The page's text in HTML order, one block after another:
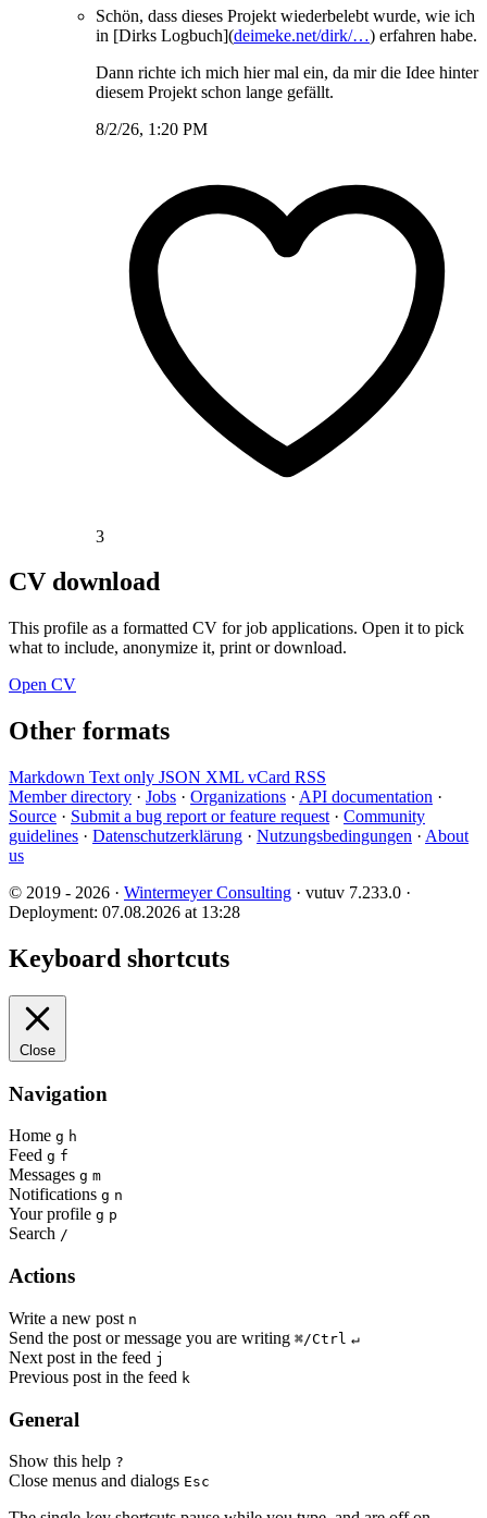
Schön, dass dieses Projekt wiederbelebt wurde, wie ich
in [Dirks Logbuch](deimeke.net/dirk/…) erfahren habe.
Dann richte ich mich hier mal ein, da mir die Idee hinter
diesem Projekt schon lange gefällt.
8/2/26, 1:20 PM
3
CV download
This profile as a formatted CV for job applications. Open it to pick
what to include, anonymize it, print or download.
Open CV
Other formats
Markdown Text only JSON XML vCard RSS
Member directory · Jobs · Organizations · API documentation ·
Source · Submit a bug report or feature request · Community
guidelines · Datenschutzerklärung · Nutzungsbedingungen · About
us
© 2019 - 2026 · Wintermeyer Consulting · vutuv 7.233.0 ·
Deployment: 07.08.2026 at 13:28
Keyboard shortcuts
Close
Navigation
Home g h
Feed g f
Messages g m
Notifications g n
Your profile g p
Search /
Actions
Write a new post n
Send the post or message you are writing ⌘/Ctrl ↵
Next post in the feed j
Previous post in the feed k
General
Show this help ?
Close menus and dialogs Esc